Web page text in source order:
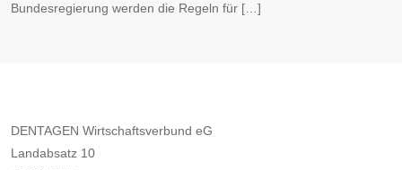
Bundesregierung werden die Regeln für […]
DENTAGEN Wirtschaftsverbund eG
Landabsatz 10